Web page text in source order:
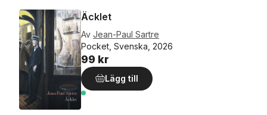
Äcklet
Av Jean-Paul Sartre
Pocket, Svenska, 2026
99 kr
Lägg till